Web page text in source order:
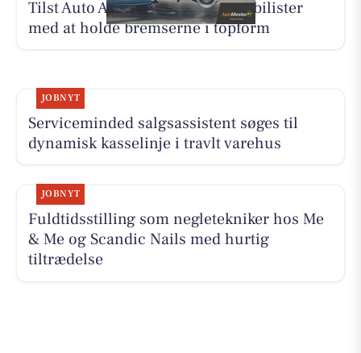
Tilst Auto Aarhus ApS hjælper elbilister
med at holde bremserne i topform
JOBNYT
Serviceminded salgsassistent søges til
dynamisk kasselinje i travlt varehus
JOBNYT
Fuldtidsstilling som negletekniker hos Me
& Me og Scandic Nails med hurtig
tiltrædelse